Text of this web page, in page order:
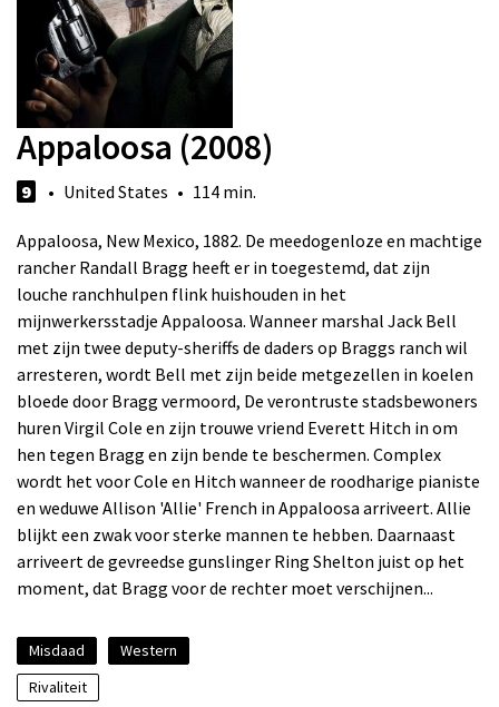
Appaloosa (2008)
9 • United States • 114 min.
Appaloosa, New Mexico, 1882. De meedogenloze en machtige
rancher Randall Bragg heeft er in toegestemd, dat zijn
louche ranchhulpen flink huishouden in het
mijnwerkersstadje Appaloosa. Wanneer marshal Jack Bell
met zijn twee deputy-sheriffs de daders op Braggs ranch wil
arresteren, wordt Bell met zijn beide metgezellen in koelen
bloede door Bragg vermoord, De verontruste stadsbewoners
huren Virgil Cole en zijn trouwe vriend Everett Hitch in om
hen tegen Bragg en zijn bende te beschermen. Complex
wordt het voor Cole en Hitch wanneer de roodharige pianiste
en weduwe Allison 'Allie' French in Appaloosa arriveert. Allie
blijkt een zwak voor sterke mannen te hebben. Daarnaast
arriveert de gevreedse gunslinger Ring Shelton juist op het
moment, dat Bragg voor de rechter moet verschijnen...
Misdaad
Western
Rivaliteit